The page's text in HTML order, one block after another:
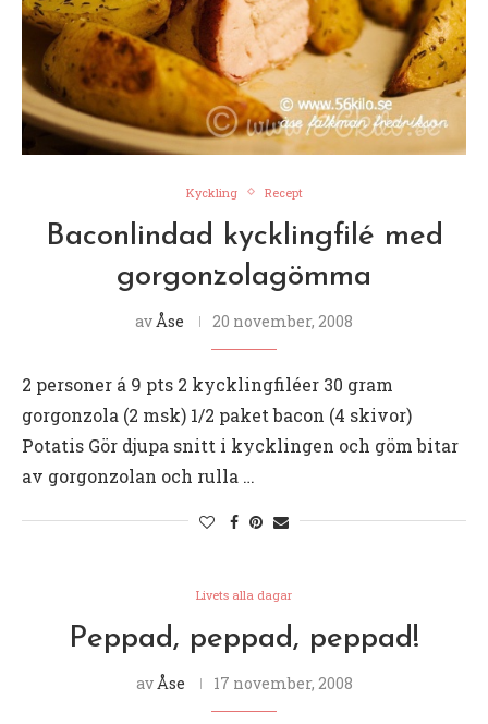
Kyckling Recept
Baconlindad kycklingfilé med
gorgonzolagömma
av Åse 20 november, 2008
2 personer á 9 pts 2 kycklingfiléer 30 gram
gorgonzola (2 msk) 1/2 paket bacon (4 skivor)
Potatis Gör djupa snitt i kycklingen och göm bitar
av gorgonzolan och rulla …
Livets alla dagar
Peppad, peppad, peppad!
av Åse 17 november, 2008